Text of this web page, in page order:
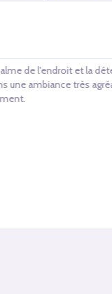
de l'endroit et la
une ambiance très